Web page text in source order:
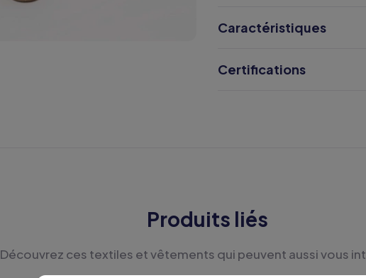
Caractéristiques
Certifications
Produits liés
Découvrez ces textiles et vêtements qui peuvent aussi vous